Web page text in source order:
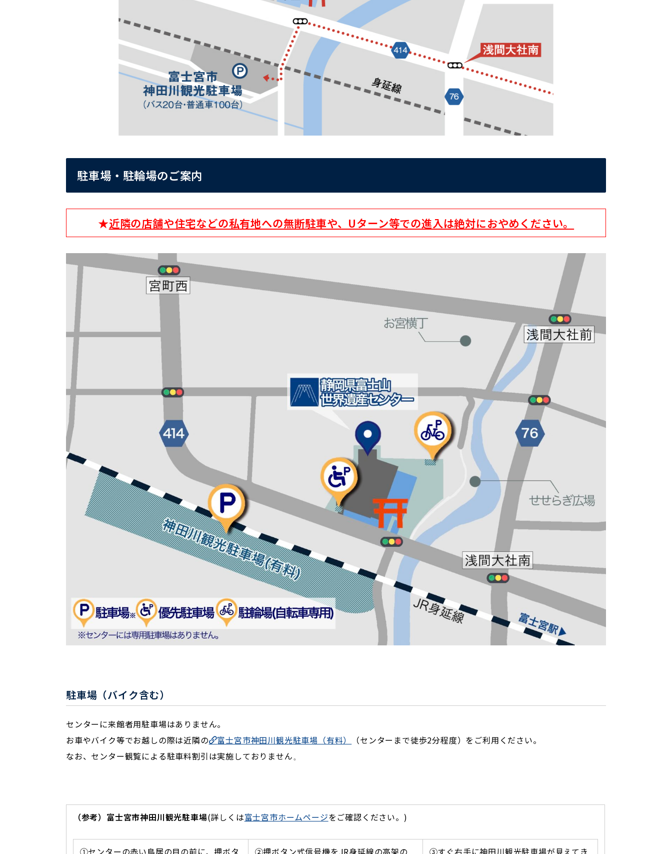
駐車場・駐輪場のご案内
★近隣の店舗や住宅などの私有地への無断駐車や、Uターン等での進入は絶対におやめください。
駐車場（バイク含む）
センターに来館者用駐車場はありません。
お車やバイク等でお越しの際は近隣の
富士宮市神田川観光駐車場（有料）
（センターまで徒歩2分程度）をご利用ください。
なお、センター観覧による駐車料割引は実施しておりません。
（参考）富士宮市神田川観光駐車場(詳しくは富士宮市ホームページをご確認ください。)
①センターの赤い鳥居の目の前に、押ボタ ②押ボタン式信号機をJR身延線の高架の ③すぐ右手に神田川観光駐車場が見えてき